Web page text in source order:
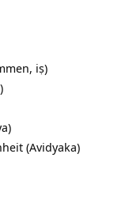
iṣ)
(Avidyaka)